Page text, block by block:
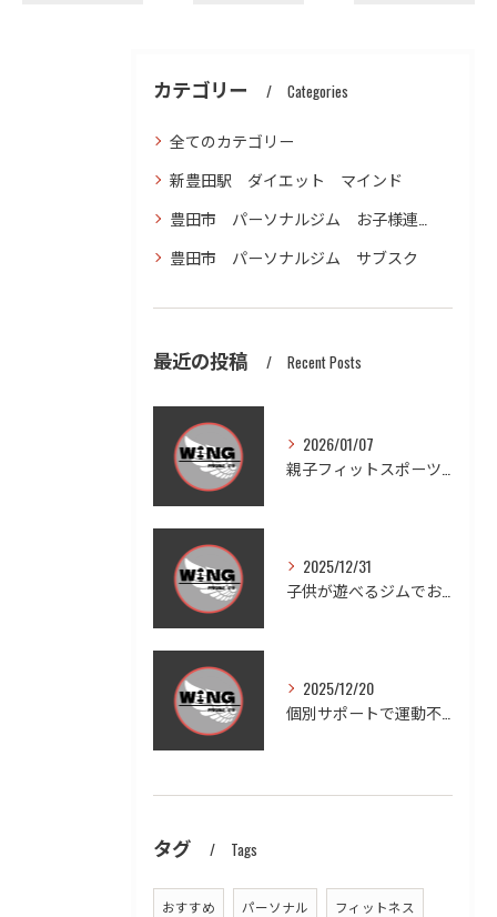
カテゴリー Categories
全てのカテゴリー
新豊田駅 ダイエット マインド
豊田市 パーソナルジム お子様連れ ダイエット
豊田市 パーソナルジム サブスク
最近の投稿 Recent Posts
2026/01/07
2025/12/31
2025/12/20
タグ Tags
おすすめ パーソナル フィットネス